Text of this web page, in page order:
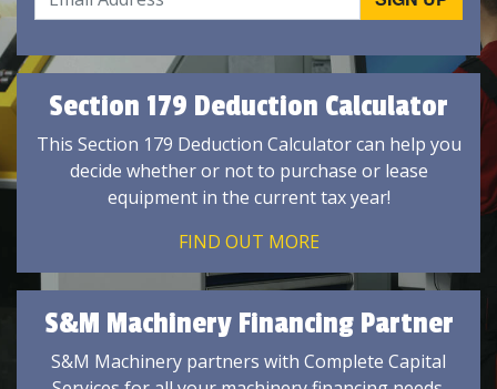
Section 179 Deduction Calculator
This Section 179 Deduction Calculator can help you
decide whether or not to purchase or lease
equipment in the current tax year!
FIND OUT MORE
S&M Machinery Financing Partner
S&M Machinery partners with Complete Capital